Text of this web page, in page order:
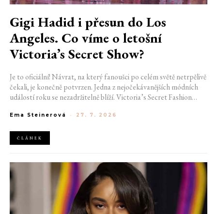
Gigi Hadid i přesun do Los
Angeles. Co víme o letošní
Victoria’s Secret Show?
Je to oficiální! Návrat, na který fanoušci po celém světě netrpělivě
čekali, je konečně potvrzen. Jedna z nejočekávanějších módních
událostí roku se nezadržitelně blíží. Victoria’s Secret Fashion
už potvrdili místo konání i jméno první modelky, která se letos
Ema Steinerová - 27. 7. 2026
ČLÁNEK